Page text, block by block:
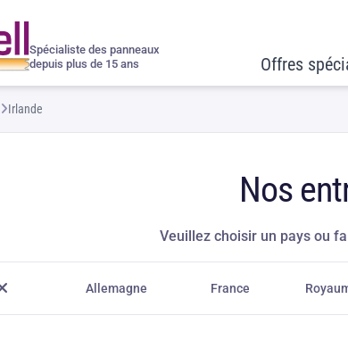
Spécialiste des panneaux
depuis plus de 15 ans
Offres
Irlande
Nos
Veuillez choisir un pays ou
Allemagne France